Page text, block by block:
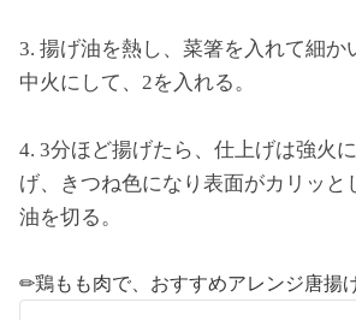
3. 揚げ油を熱し、菜箸を入れて細か
中火にして、2を入れる。
4. 3分ほど揚げたら、仕上げは強火
げ、きつね色になり表面がカリッと
油を切る。
✏︎鶏もも肉で、おすすめアレンジ唐揚